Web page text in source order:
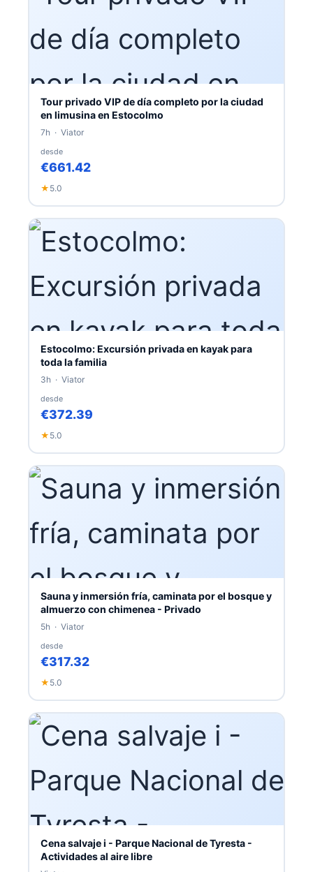
Tour privado VIP de día completo por la ciudad
en limusina en Estocolmo
7h · Viator
desde
€661.42
★ 5.0
Estocolmo: Excursión privada en kayak para
toda la familia
3h · Viator
desde
€372.39
★ 5.0
Sauna y inmersión fría, caminata por el bosque y
almuerzo con chimenea - Privado
5h · Viator
desde
€317.32
★ 5.0
Cena salvaje i - Parque Nacional de Tyresta -
Actividades al aire libre